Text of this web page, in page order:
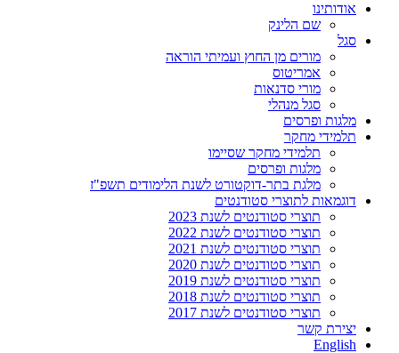
אודותינו
שם הלינק
סגל
מורים מן החוץ ועמיתי הוראה
אמריטוס
מורי סדנאות
סגל מנהלי
מלגות ופרסים
תלמידי מחקר
תלמידי מחקר שסיימו
מלגות ופרסים
מלגת בתר-דוקטורט לשנת הלימודים תשפ"ז
דוגמאות לתוצרי סטודנטים
תוצרי סטודנטים לשנת 2023
תוצרי סטודנטים לשנת 2022
תוצרי סטודנטים לשנת 2021
תוצרי סטודנטים לשנת 2020
תוצרי סטודנטים לשנת 2019
תוצרי סטודנטים לשנת 2018
תוצרי סטודנטים לשנת 2017
יצירת קשר
English